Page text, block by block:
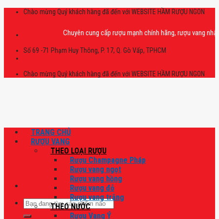
Skip
Chào mừng Quý khách hàng đã đến với WEBSITE HẦM RƯỢU NGON
Chuyên cung cấp rượu mạnh chính hãng, rượu vang nhập
Số 69 -71 Phạm Huy Thông, P. 17, Q. Gò Vấp, TPHCM
Chào mừng Quý khách hàng đã đến với WEBSITE HẦM RƯỢU NGON
Tìm
kiếm:
TRANG CHỦ
RƯỢU VANG
THEO LOẠI RƯỢU
Rượu Champagne Pháp
Rượu vang ngọt
Rượu vang hồng
Rượu vang đỏ
Rượu vang trắng
THEO NƯỚC
Rượu Vang Ý